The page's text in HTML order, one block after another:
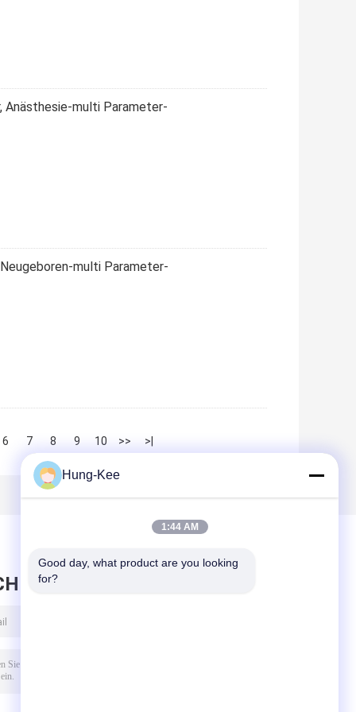
Anästhesie-multi Parameter-
multi Parameter-
6 7 8 9 10 >> >|
HINTERLASSEN
Hung-Kee
1:44 AM
Good day, what product are you looking
for?